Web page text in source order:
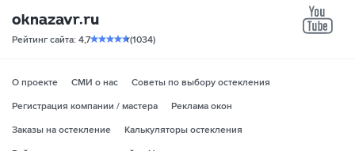
Рейтинг сайта: 4,7 (1034)
О проекте СМИ о нас
Советы по выбору остекления
Регистрация компании / мастера
Реклама окон
Заказы на остекление
Калькуляторы остекления